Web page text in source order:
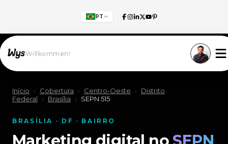
PT
Willkommen!
Início › Cobertura › Centro-Oeste ›
Distrito
Federal
› Brasília › SEPN 515
BRASÍLIA · DF · BAIRRO